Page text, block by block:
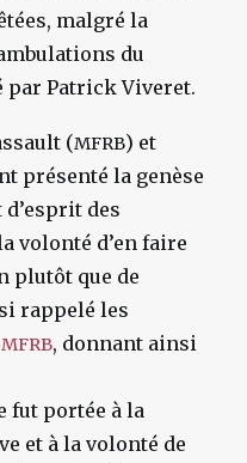
malgré la
du
par Patrick Viveret.
(MFRB) et
présenté la genèse
d’esprit des
volonté d’en faire
plutôt que de
rappelé les
MFRB, donnant ainsi
fut portée à la
et à la volonté de